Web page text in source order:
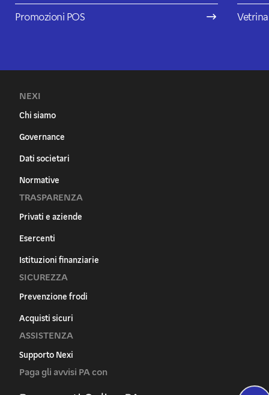
Promozioni POS
NEXI
Chi siamo
Governance
Dati societari
Normative
TRASPARENZA
Privati e aziende
Esercenti
Istituzioni finanziarie
SICUREZZA
Prevenzione frodi
Acquisti sicuri
ASSISTENZA
Supporto Nexi
Paga gli avvisi PA con